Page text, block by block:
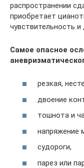
распространении
приобретает
чувствительность и
Самое опасное
резкая,
двоение
тошнота и
напряжение
судороги,
парез или